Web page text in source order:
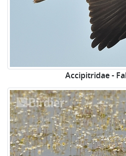
Accipitridae -